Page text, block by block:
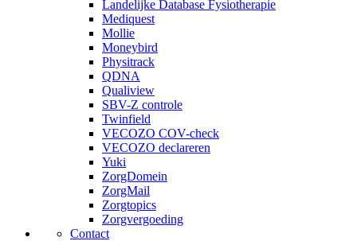
Landelijke Database Fysiotherapie
Mediquest
Mollie
Moneybird
Physitrack
QDNA
Qualiview
SBV-Z controle
Twinfield
VECOZO COV-check
VECOZO declareren
Yuki
ZorgDomein
ZorgMail
Zorgtopics
Zorgvergoeding
Contact